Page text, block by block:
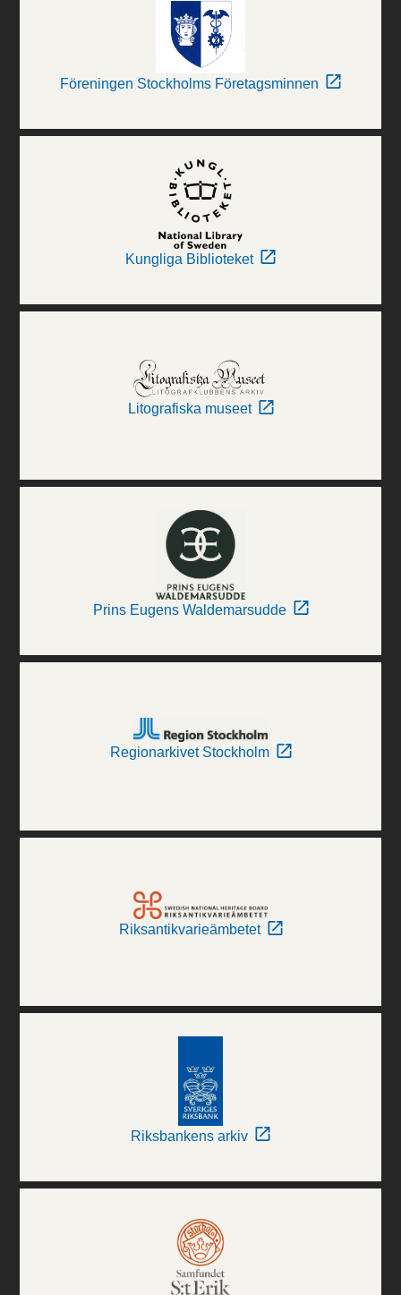
Föreningen Stockholms Företagsminnen
Kungliga Biblioteket
Litografiska museet
Prins Eugens Waldemarsudde
Regionarkivet Stockholm
Riksantikvarieämbetet
Riksbankens arkiv